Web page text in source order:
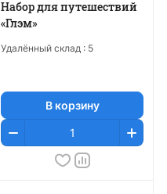
Набор для путешествий
«Глэм»
Удалённый склад : 5
В корзину